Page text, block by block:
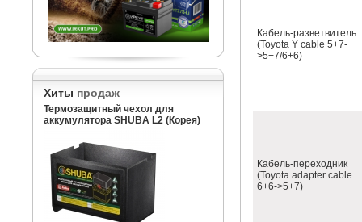
Хиты продаж
Термозащитный чехол для
аккумулятора SHUBA L2 (Корея)
Кабель-разветвитель
(Toyota Y cable 5+7-
>5+7/6+6)
Кабель-переходник
(Toyota adapter cable
6+6->5+7)